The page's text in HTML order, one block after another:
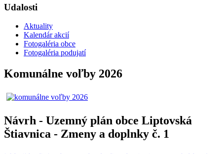
Udalosti
Aktuality
Kalendár akcií
Fotogaléria obce
Fotogaléria podujatí
Komunálne voľby 2026
Návrh - Uzemný plán obce Liptovská
Štiavnica - Zmeny a doplnky č. 1